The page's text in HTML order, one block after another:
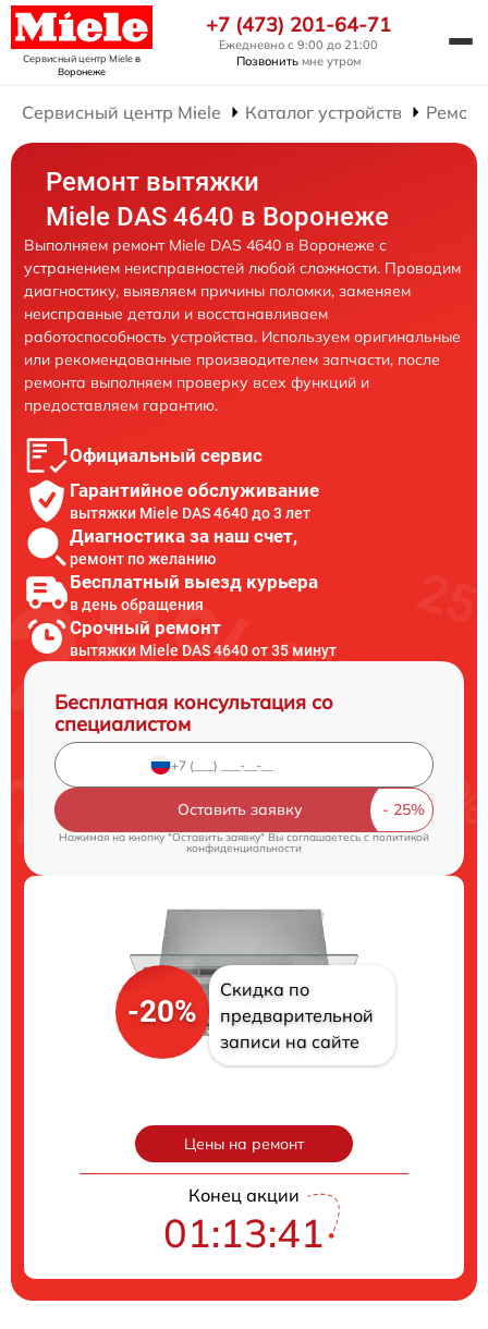
Сервисный центр Mieleв
Воронеже
+7 (473) 201-64-71
Ежедневно с 9:00 до 21:00
Позвонить мне утром
Сервисный центр Miele Каталог устройств
Ремонт вытяжки
Miele DAS 4640 в Воронеже
Выполняем ремонт Miele DAS 4640 в Воронеже с
устранением неисправностей любой сложности. Проводим
диагностику, выявляем причины поломки, заменяем
неисправные детали и восстанавливаем
работоспособность устройства. Используем оригинальные
или рекомендованные производителем запчасти, после
ремонта выполняем проверку всех функций и
предоставляем гарантию.
Официальный сервис
Гарантийное обслуживание
вытяжки Miele DAS 4640 до 3 лет
Диагностика за наш счет,
ремонт по желанию
Бесплатный выезд курьера
в день обращения
Срочный ремонт
вытяжки Miele DAS 4640 от 35 минут
Бесплатная консультация со
специалистом
Оставить заявку
Нажимая на кнопку "Оставить заявку" Вы соглашаетесь cполитикой
конфиденциальности
-20%
Скидка по
предварительной
записи на сайте
Цены на ремонт
Конец акции
01:13:40